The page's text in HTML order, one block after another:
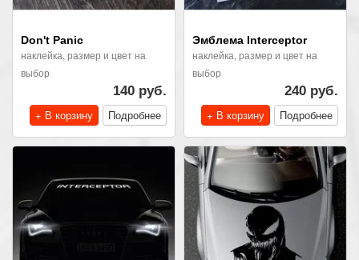
Don't Panic
наклейка, размер и цвет на
выбор
140 руб.
+ В корзину
Подробнее
Эмблема Interceptor
наклейка, размер и цвет на
выбор
240 руб.
+ В корзину
Подробнее